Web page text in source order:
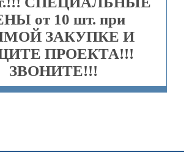
от 10 шт. при
ЗАКУПКЕ И
ПРОЕКТА!!!
ЗВОНИТЕ!!!